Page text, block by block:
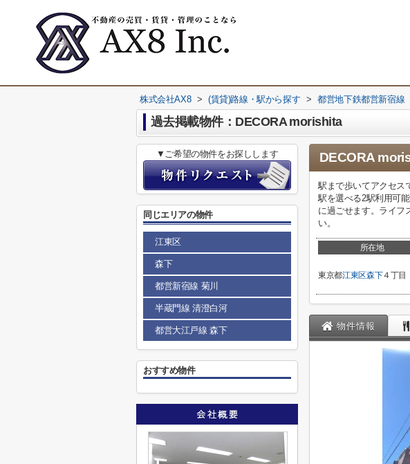
株式会社AX8 > (賃貸)路線・駅から探す > 都営地下鉄都営新宿線
過去掲載物件：DECORA morishita
DECORA
駅まで歩いてアクセス
駅を選べる2駅利用可
に過ごせます。ライフ
い。
所在地
東京都江東区森下４丁目
物件情報
▼ご希望の物件をお探しします
同じエリアの物件
江東区
森下
都営新宿線 菊川
半蔵門線 清澄白河
都営大江戸線 森下
おすすめ物件